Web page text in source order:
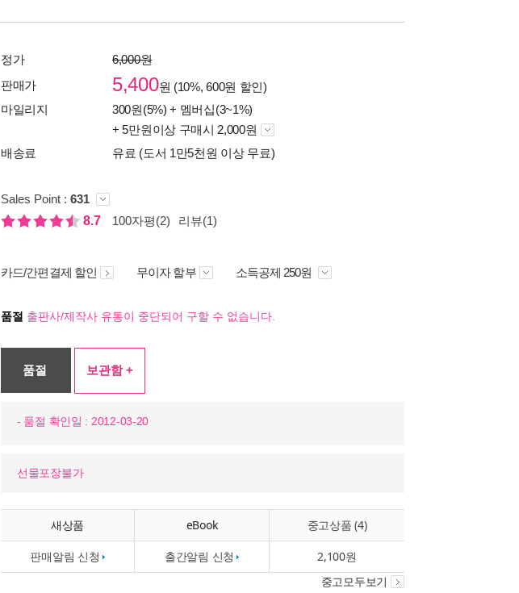
정가
6,000원
판매가
5,400원 (10%, 600원 할인)
마일리지
300원(5%) + 멤버십(3~1%)
+ 5만원이상 구매시 2,000원
배송료
유료 (도서 1만5천원 이상 무료)
Sales Point : 631
8.7
100자평(2) 리뷰(1)
카드/간편결제 할인 무이자 할부 소득공제 250원
품절 출판사/제작사 유통이 중단되어 구할 수 없습니다.
품절 보관함 +
- 품절 확인일 : 2012-03-20
선물포장불가
새상품 eBook 중고상품 (4)
판매알림 신청 출간알림 신청 2,100원
중고모두보기